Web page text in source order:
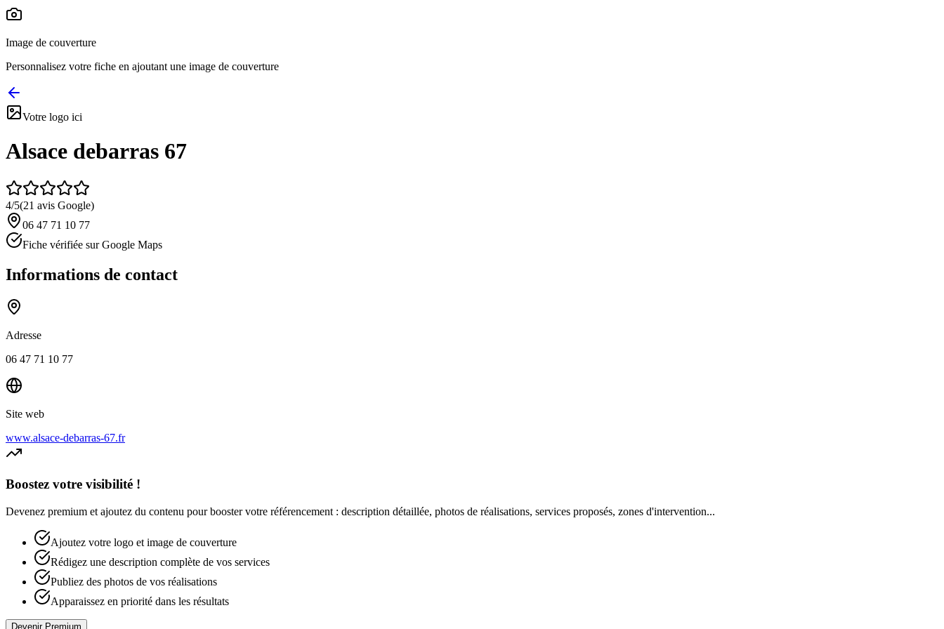
Image de couverture
Personnalisez votre fiche en ajoutant une image de couverture
Votre logo ici
Alsace debarras 67
4/5(21 avis Google)
06 47 71 10 77
Fiche vérifiée sur Google Maps
Informations de contact
Adresse
06 47 71 10 77
Site web
www.alsace-debarras-67.fr
Boostez votre visibilité !
Devenez premium et ajoutez du contenu pour booster votre référencement : description détaillée, photos de réalisations, services proposés, zones d'intervention...
Ajoutez votre logo et image de couverture
Rédigez une description complète de vos services
Publiez des photos de vos réalisations
Apparaissez en priorité dans les résultats
Devenir Premium